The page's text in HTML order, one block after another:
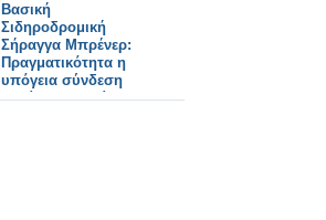
Βασική
Σιδηροδρομική
Σήραγγα Μπρένερ:
Πραγματικότητα η
υπόγεια σύνδεση
Ιταλίας–Αυστρίας.